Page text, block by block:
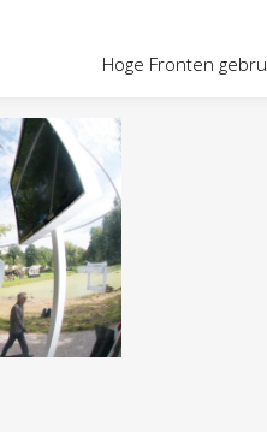
Hoge Fronten